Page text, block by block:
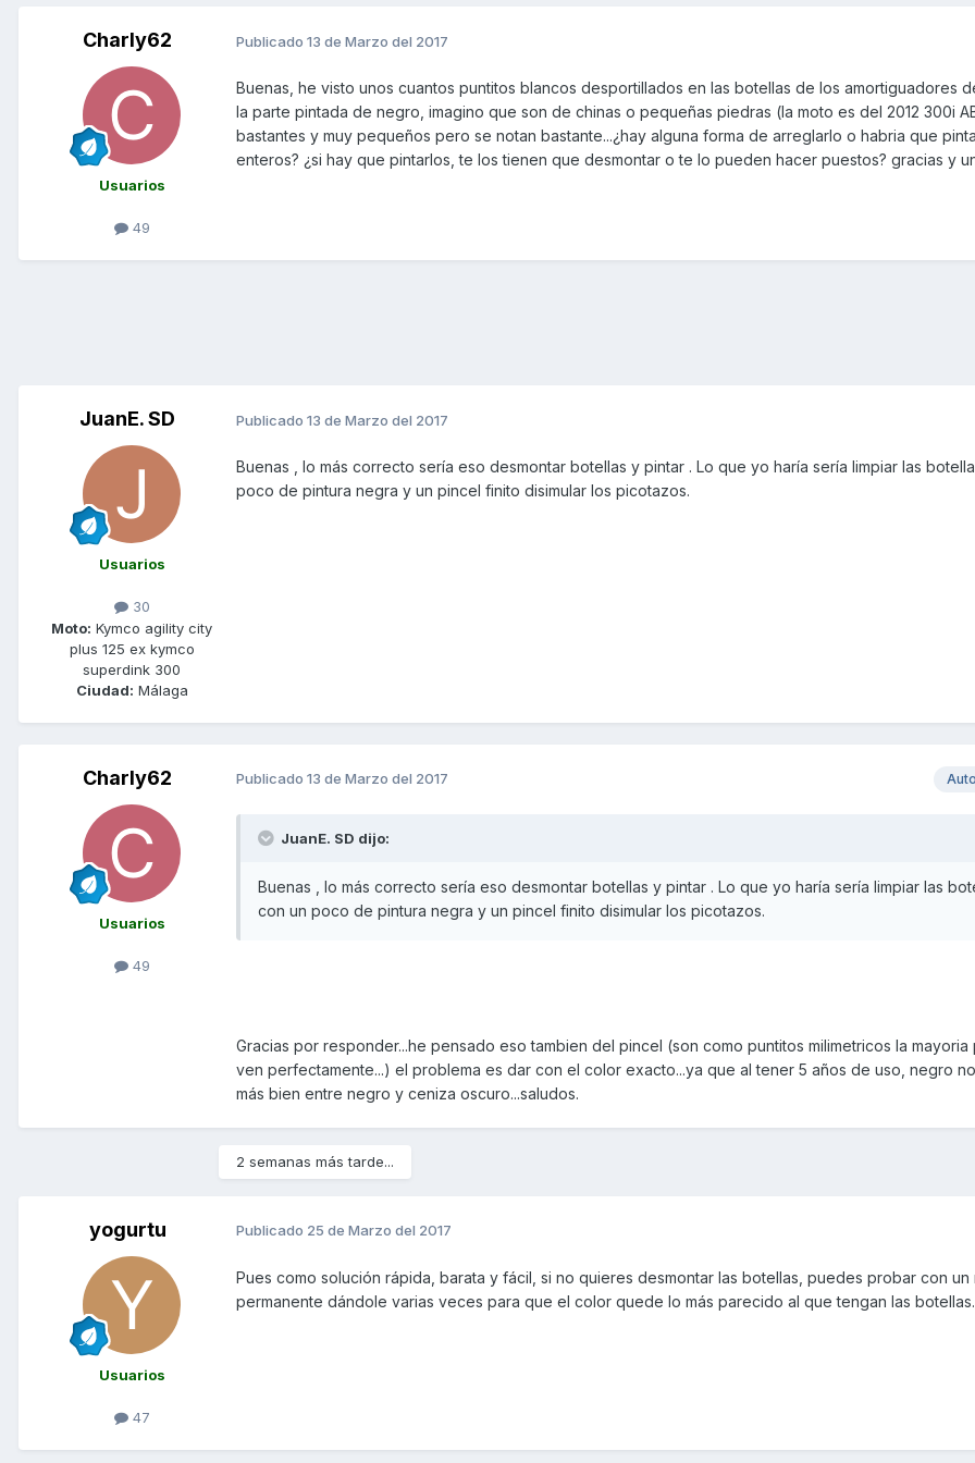
Charly62
Usuarios
49
Publicado 13 de Marzo del 2017
Buenas, he visto unos cuantos puntitos blancos desportillados en las botellas de los amortiguadores
la parte pintada de negro, imagino que son de chinas o pequeñas piedras (la moto es del 2012 300i
bastantes y muy pequeños pero se notan bastante...¿hay alguna forma de arreglarlo o habria que
enteros? ¿si hay que pintarlos, te los tienen que desmontar o te lo pueden hacer puestos? gracias y
JuanE. SD
Usuarios
30
Moto: Kymco agility city
plus 125 ex kymco
superdink 300
Ciudad: Málaga
Publicado 13 de Marzo del 2017
Buenas , lo más correcto sería eso desmontar botellas y pintar . Lo que yo haría sería limpiar las
poco de pintura negra y un pincel finito disimular los picotazos.
Charly62
Usuarios
49
Publicado 13 de Marzo del 2017
JuanE. SD dijo:
Buenas , lo más correcto sería eso desmontar botellas y pintar . Lo que yo haría sería limpiar las
con un poco de pintura negra y un pincel finito disimular los picotazos.
Gracias por responder...he pensado eso tambien del pincel (son como puntitos milimetricos la mayoria
ven perfectamente...) el problema es dar con el color exacto...ya que al tener 5 años de uso, negro
más bien entre negro y ceniza oscuro...saludos.
2 semanas más tarde...
yogurtu
Usuarios
47
Publicado 25 de Marzo del 2017
Pues como solución rápida, barata y fácil, si no quieres desmontar las botellas, puedes probar con un
permanente dándole varias veces para que el color quede lo más parecido al que tengan las botellas.